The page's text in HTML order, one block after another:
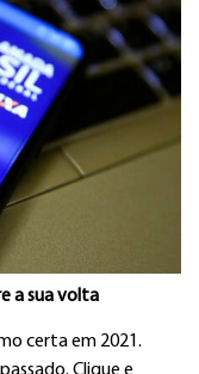
a sua volta
certa em 2021.